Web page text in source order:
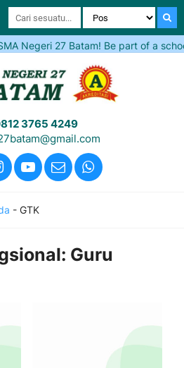
Negeri 27 Batam! Be part of a
3765 4249
- GTK
Guru